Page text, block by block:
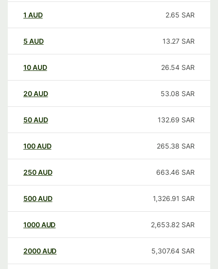
1 AUD 2.65 SAR
5 AUD 13.27 SAR
10AUD 26.54 SAR
20AUD 53.08 SAR
50AUD 132.69 SAR
100AUD 265.38 SAR
250AUD 663.46 SAR
500AUD 1,326.91 SAR
1000AUD 2,653.82 SAR
2000AUD 5,307.64 SAR